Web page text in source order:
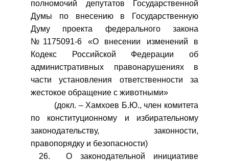
полномочий депутатов Государственной
Думы по внесению в Государственную
Думу проекта федерального закона
№1175091-6 «О внесении изменений в
Кодекс Российской Федерации об
административных правонарушениях в
части установления ответственности за
жестокое обращение с животными»
(докл. – Хамхоев Б.Ю., член комитета
по конституционному и избирательному
законодательству, законности,
правопорядку и безопасности)
26. О законодательной инициативе